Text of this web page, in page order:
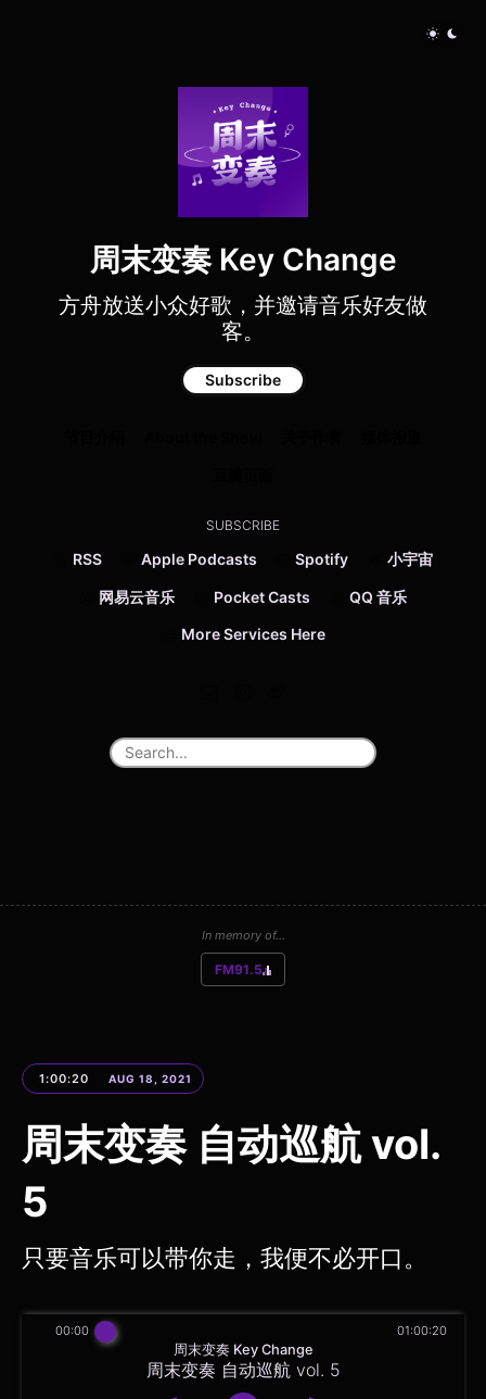
周末变奏 Key Change
方舟放送小众好歌，并邀请音乐好友做
客。
Subscribe
SUBSCRIBE
RSS Apple Podcasts Spotify 小宇宙
网易云音乐 Pocket Casts QQ 音乐
More Services Here
In memory of...
FM91.5
1:00:20 AUG 18, 2021
周末变奏 自动巡航 vol.
5
只要音乐可以带你走，我便不必开口。
周末变奏 Key Change
周末变奏 自动巡航 vol. 5
00:00 01:00:20